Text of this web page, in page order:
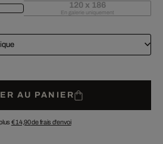
120 x 186
En galerie uniquement
AU PANIER
€ 14,90de frais d'envoi